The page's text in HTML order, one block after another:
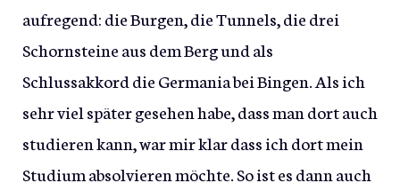
aufregend: die Burgen, die Tunnels, die drei
Schornsteine aus dem Berg und als
Schlussakkord die Germania bei Bingen. Als ich
sehr viel später gesehen habe, dass man dort auch
studieren kann, war mir klar dass ich dort mein
Studium absolvieren möchte. So ist es dann auch